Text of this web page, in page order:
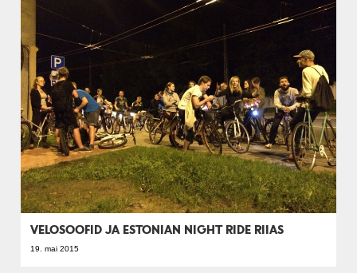
VELOSOOFID JA ESTONIAN NIGHT RIDE RIIAS
19. mai 2015